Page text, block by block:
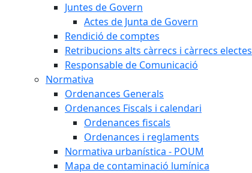
Juntes de Govern
Actes de Junta de Govern
Rendició de comptes
Retribucions alts càrrecs i càrrecs electes
Responsable de Comunicació
Normativa
Ordenances Generals
Ordenances Fiscals i calendari
Ordenances fiscals
Ordenances i reglaments
Normativa urbanística - POUM
Mapa de contaminació lumínica